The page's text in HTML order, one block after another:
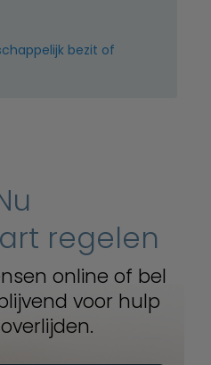
bezit of
regelen
online of bel
voor hulp